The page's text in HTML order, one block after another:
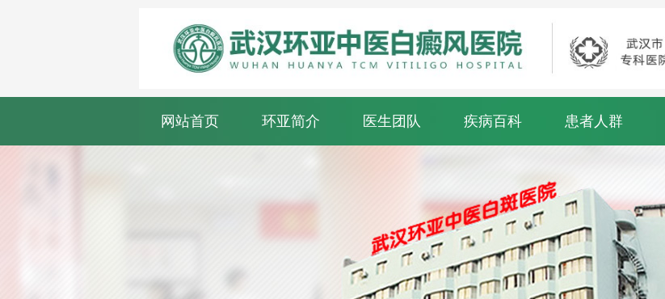
网站首页 环亚简介 医生团队 疾病百科 患者人群